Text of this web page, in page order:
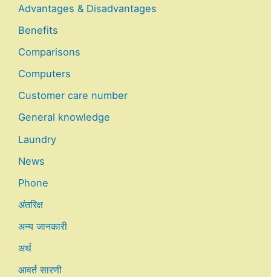
Advantages & Disadvantages
Benefits
Comparisons
Computers
Customer care number
General knowledge
Laundry
News
Phone
अंतरिक्ष
अन्य जानकारी
अर्थ
आवर्त सारणी